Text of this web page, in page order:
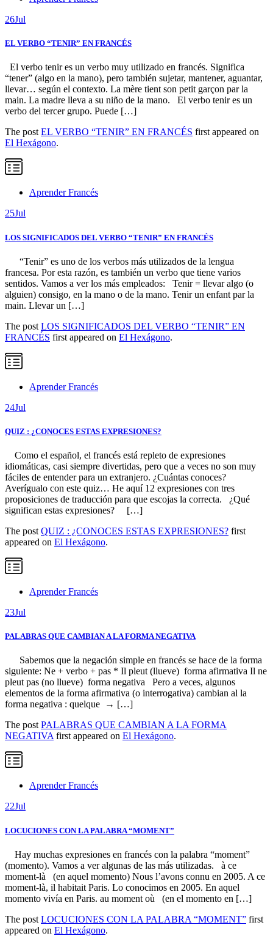
26Jul
EL VERBO “TENIR” EN FRANCÉS
El verbo tenir es un verbo muy utilizado en francés. Significa
“tener” (algo en la mano), pero también sujetar, mantener, aguantar,
llevar… según el contexto. La mère tient son petit garçon par la
main. La madre lleva a su niño de la mano. El verbo tenir es un
verbo del tercer grupo. Puede […]
The post EL VERBO “TENIR” EN FRANCÉS first appeared on
El Hexágono.
Aprender Francés
25Jul
LOS SIGNIFICADOS DEL VERBO “TENIR” EN FRANCÉS
“Tenir” es uno de los verbos más utilizados de la lengua
francesa. Por esta razón, es también un verbo que tiene varios
sentidos. Vamos a ver los más empleados: Tenir = llevar algo (o
alguien) consigo, en la mano o de la mano. Tenir un enfant par la
main. Llevar un […]
The post LOS SIGNIFICADOS DEL VERBO “TENIR” EN
FRANCÉS first appeared on El Hexágono.
Aprender Francés
24Jul
QUIZ : ¿CONOCES ESTAS EXPRESIONES?
Como el español, el francés está repleto de expresiones
idiomáticas, casi siempre divertidas, pero que a veces no son muy
fáciles de entender para un extranjero. ¿Cuántas conoces?
Averígualo con este quiz… He aquí 12 expresiones con tres
proposiciones de traducción para que escojas la correcta. ¿Qué
significan estas expresiones? […]
The post QUIZ : ¿CONOCES ESTAS EXPRESIONES? first
appeared on El Hexágono.
Aprender Francés
23Jul
PALABRAS QUE CAMBIAN A LA FORMA NEGATIVA
Sabemos que la negación simple en francés se hace de la forma
siguiente: Ne + verbo + pas * Il pleut (llueve) forma afirmativa Il ne
pleut pas (no llueve) forma negativa Pero a veces, algunos
elementos de la forma afirmativa (o interrogativa) cambian al la
forma negativa : quelque → […]
The post PALABRAS QUE CAMBIAN A LA FORMA
NEGATIVA first appeared on El Hexágono.
Aprender Francés
22Jul
LOCUCIONES CON LA PALABRA “MOMENT”
Hay muchas expresiones en francés con la palabra “moment”
(momento). Vamos a ver algunas de las más utilizadas. à ce
moment-là (en aquel momento) Nous l’avons connu en 2005. A ce
moment-là, il habitait Paris. Lo conocimos en 2005. En aquel
momento vivía en Paris. au moment où (en el momento en […]
The post LOCUCIONES CON LA PALABRA “MOMENT” first
appeared on El Hexágono.